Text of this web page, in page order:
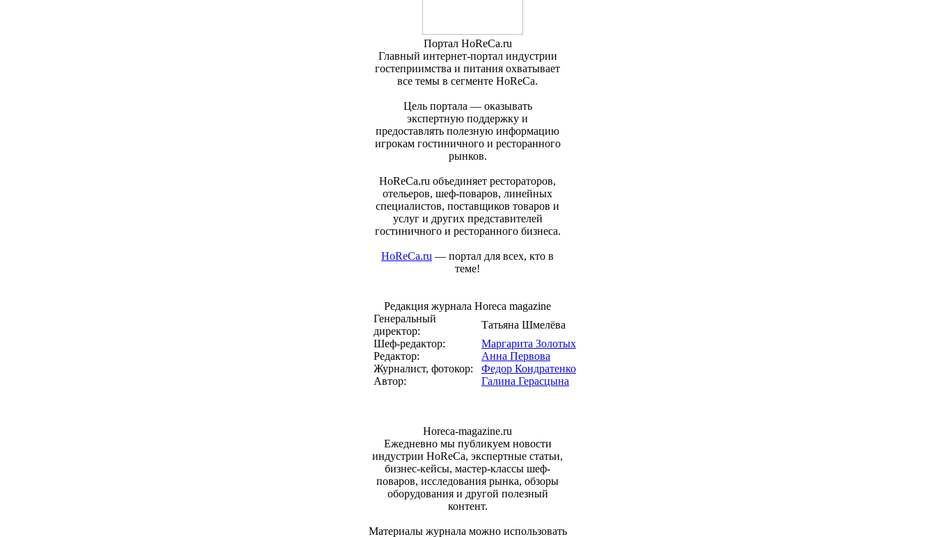
Портал HoReCa.ru
Главный интернет-портал индустрии
гостеприимства и питания охватывает
все темы в сегменте HoReCa.
Цель портала — оказывать
экспертную поддержку и
предоставлять полезную информацию
игрокам гостиничного и ресторанного
рынков.
HoReCa.ru объединяет рестораторов,
отельеров, шеф-поваров, линейных
специалистов, поставщиков товаров и
услуг и других представителей
гостиничного и ресторанного бизнеса.
HoReCa.ru — портал для всех, кто в
теме!
Редакция журнала Horeca magazine
Генеральный
директор:
Татьяна Шмелёва
Шеф-редактор:
Маргарита Золотых
Редактор:
Анна Первова
Журналист, фотокор:
Федор Кондратенко
Автор:
Галина Герасцына
Horeca-magazine.ru
Ежедневно мы публикуем новости
индустрии HoReCa, экспертные статьи,
бизнес-кейсы, мастер-классы шеф-
поваров, исследования рынка, обзоры
оборудования и другой полезный
контент.
Материалы журнала можно использовать